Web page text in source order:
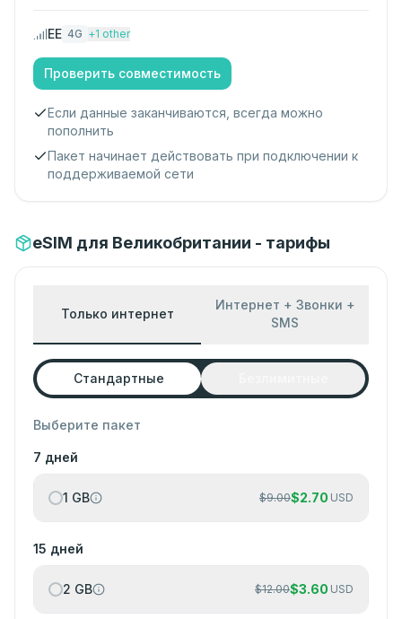
EE 4G +1 other
Проверить совместимость
Если данные заканчиваются, всегда можно
пополнить
Пакет начинает действовать при подключении к
поддерживаемой сети
eSIM для Великобритании - тарифы
Только интернет
Интернет + Звонки +
SMS
Стандартные
Выберите пакет
7 дней
1 GB $9.00$2.70 USD
15 дней
2 GB $12.00$3.60 USD